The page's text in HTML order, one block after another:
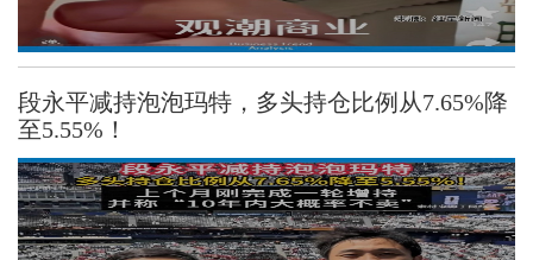
段永平减持泡泡玛特，多头持仓比例从7.65%降
至5.55%！